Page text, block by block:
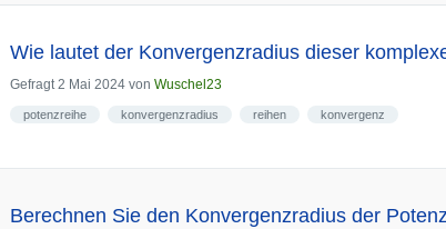
Wie lautet der Konvergenzradius dieser
Gefragt 2 Mai 2024 von Wuschel23
potenzreihe konvergenzradius reihen konvergenz
Berechnen Sie den Konvergenzradius der